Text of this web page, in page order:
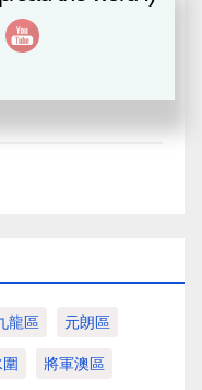
龍區 元朗區
將軍澳區